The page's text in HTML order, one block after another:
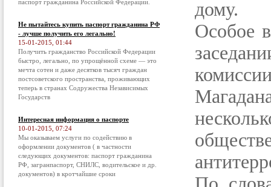
паспорт гражданина Российской Федерации.
Не пытайтесь купить паспорт гражданина РФ
- лучше получить его легально!
15-01-2015, 01:44
Получить гражданство Российской Федерации
быстро, легально, по упрощённой схеме — это
мечта сотен и даже десятков тысяч граждан
постсоветского пространства, проживающих
теперь в странах Содружества Независимых
Государств
Интересная информация о паспорте
10-01-2015, 07:24
Мы оказываем услуги по содействию в
оформлении документов ( в частности
следующих документов: паспорт гражданина
РФ, загранпаспорт, СНИЛС, водительское и др.
документов) в кротчайшие сроки
дому.
Особое